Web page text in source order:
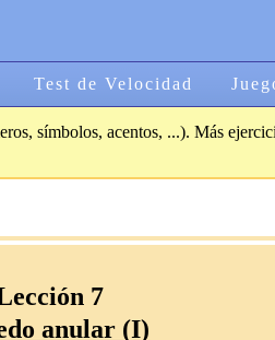
Test de Velocidad
símbolos, acentos, ...). Más
7
anular (I)